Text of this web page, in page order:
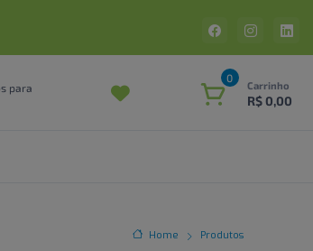
para
0
Carrinho
R$ 0,00
Home Produtos